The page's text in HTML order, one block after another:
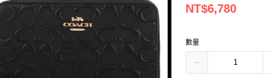
NT$6,780
數量